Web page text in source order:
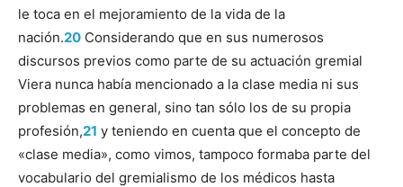
le toca en el mejoramiento de la vida de la
nación.20 Considerando que en sus numerosos
discursos previos como parte de su actuación gremial
Viera nunca había mencionado a la clase media ni sus
problemas en general, sino tan sólo los de su propia
profesión,21 y teniendo en cuenta que el concepto de
«clase media», como vimos, tampoco formaba parte del
vocabulario del gremialismo de los médicos hasta